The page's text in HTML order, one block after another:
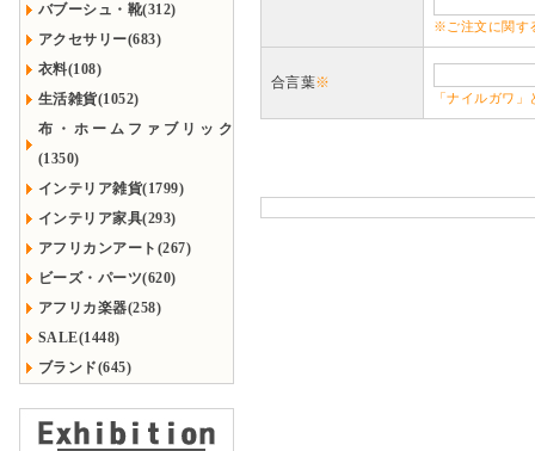
バブーシュ・靴(312)
アクセサリー(683)
衣料(108)
生活雑貨(1052)
布・ホームファブリック
(1350)
インテリア雑貨(1799)
インテリア家具(293)
アフリカンアート(267)
ビーズ・パーツ(620)
アフリカ楽器(258)
SALE(1448)
ブランド(645)
※ご注文に関す
合言葉※
「ナイルガワ